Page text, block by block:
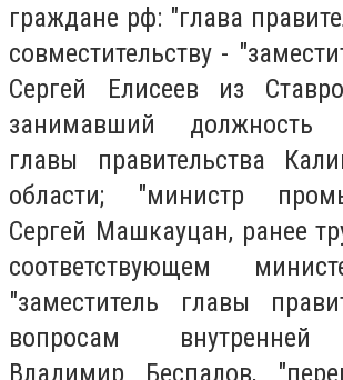
граждане рф: "глава
совместительству -
Сергей Елисеев из
занимавший должность
главы правительства
области; "министр
Сергей Машкауцан, ранее
соответствующем
"заместитель главы
вопросам внутренней
Владимир Беспалов,